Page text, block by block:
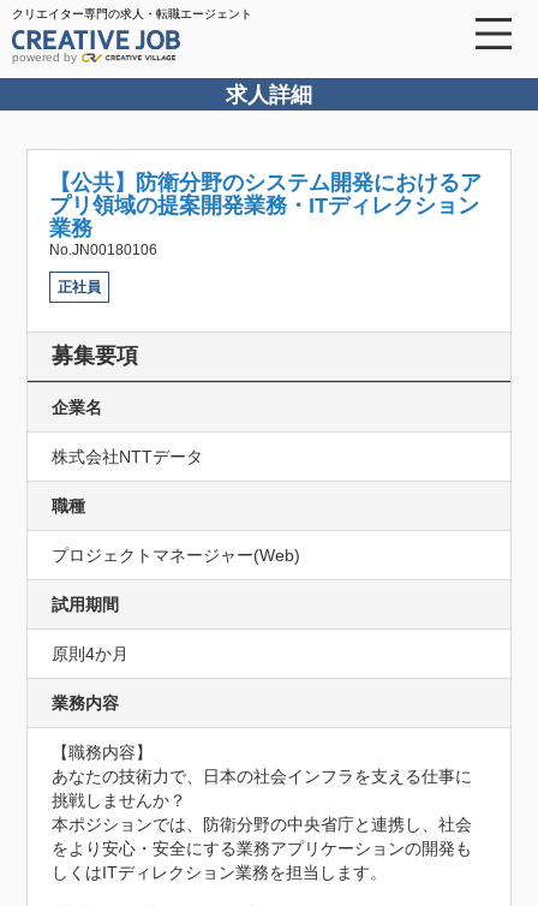
クリエイター専門の求人・転職エージェント
powered by
求人詳細
【公共】防衛分野のシステム開発におけるア
プリ領域の提案開発業務・ITディレクション
業務
No.JN00180106
正社員
募集要項
企業名
株式会社NTTデータ
職種
プロジェクトマネージャー(Web)
試用期間
原則4か月
業務内容
【職務内容】
あなたの技術力で、日本の社会インフラを支える仕事に
挑戦しませんか？
本ポジションでは、防衛分野の中央省庁と連携し、社会
をより安心・安全にする業務アプリケーションの開発も
しくはITディレクション業務を担当します。